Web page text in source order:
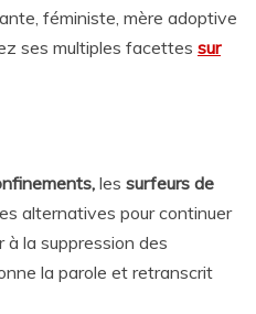
féministe, mère adoptive
ses multiples facettes sur
les surfeurs de
alternatives pour continuer
la suppression des
la parole et retranscrit